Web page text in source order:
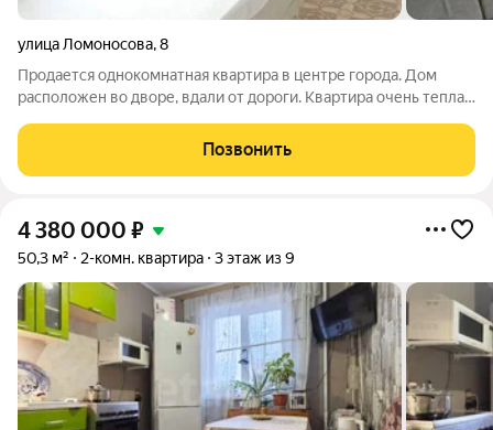
улица Ломоносова,8
Продается однокомнатная квартира в центре города. Дом
расположен во дворе, вдали от дороги. Квартира очень теплая,
водоснабжения, установлены счетчики на холодную и
горячую воду. Очень качественно
Позвонить
4 380 000 ₽
50,3 м² 2-комн. квартира 3 этаж из 9